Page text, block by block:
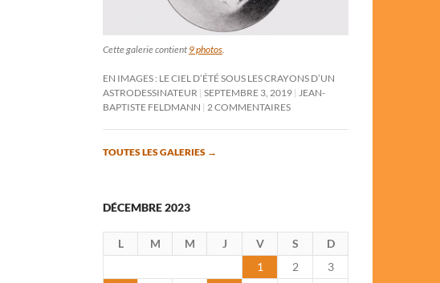
Cette galerie contient 9 photos
EN IMAGES : LE CIEL D’ÉTÉ SOUS LES CRAYONS D’UN
ASTRODESSINATEUR SEPTEMBRE 3, 2019
JEAN-
BAPTISTE FELDMANN
2 COMMENTAIRES
TOUTES LES GALERIES →
DÉCEMBRE 2023
L M M J V S
D
1
2
3